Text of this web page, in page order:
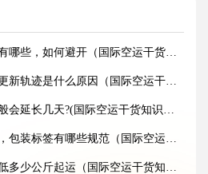
，如何避开（国际空运干货知识分享）
是什么原因（国际空运干货知识分享）
延长几天?(国际空运干货知识分享)
签有哪些规范（国际空运干货知识分享）
公斤起运（国际空运干货知识分享）